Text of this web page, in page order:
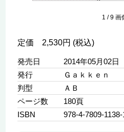
1 /9画
定価 2,530円 (税込)
発売日
2014年05月02日
発行
Ｇａｋｋｅｎ
判型
ＡＢ
ページ数
180頁
ISBN
978-4-7809-1138-